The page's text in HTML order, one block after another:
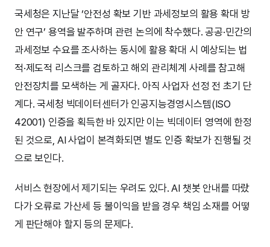
국세청은 지난달 ‘안전성 확보 기반 과세정보의 활용 확대 방
안 연구’ 용역을 발주하며 관련 논의에 착수했다. 공공·민간의
과세정보 수요를 조사하는 동시에 활용 확대 시 예상되는 법
적·제도적 리스크를 검토하고 해외 관리체계 사례를 참고해
안전장치를 모색하는 게 골자다. 아직 사업자 선정 전 초기 단
계다. 국세청 빅데이터센터가 인공지능경영시스템(ISO
42001) 인증을 획득한 바 있지만 이는 빅데이터 영역에 한정
된 것으로, AI 사업이 본격화되면 별도 인증 확보가 진행될 것
으로 보인다.
서비스 현장에서 제기되는 우려도 있다. AI 챗봇 안내를 따랐
다가 오류로 가산세 등 불이익을 받을 경우 책임 소재를 어떻
게 판단해야 할지 등의 문제다.